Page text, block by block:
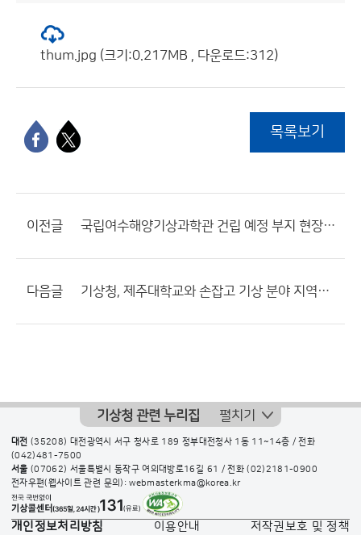
thum.jpg (크기:0.217MB , 다운로드:312)
목록보기
이전글 국립여수해양기상과학관 건립 예정 부지 현장 점검
다음글 기상청, 제주대학교와 손잡고 기상 분야 지역인재 육성한다
기상청 관련 누리집 펼치기
대전 (35208) 대전광역시 서구 청사로 189 정부대전청사 1동 11~14층 / 전화
(042)481-7500
서울 (07062) 서울특별시 동작구 여의대방로16길 61 / 전화(02)2181-0900
전자우편(웹사이트 관련 문의): webmasterkma@korea.kr
개인정보처리방침 이용안내 저작권보호 및 정책